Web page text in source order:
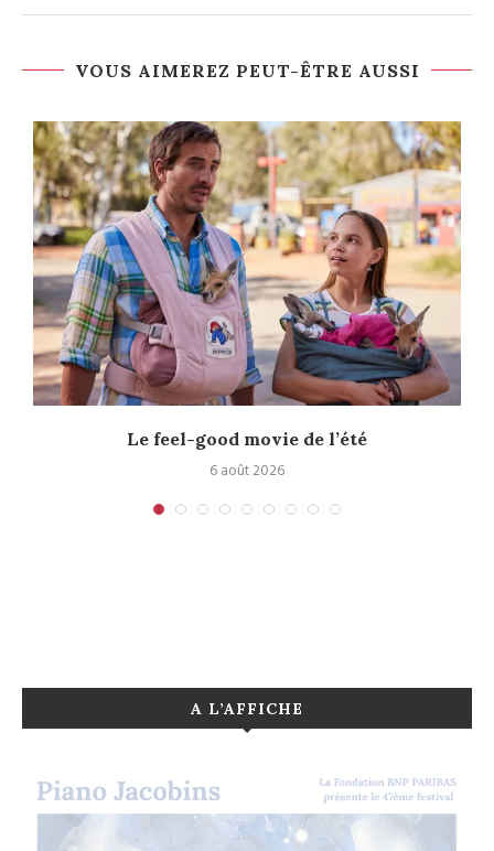
VOUS AIMEREZ PEUT-ÊTRE AUSSI
Le feel-good movie de l’été
6 août 2026
A L’AFFICHE